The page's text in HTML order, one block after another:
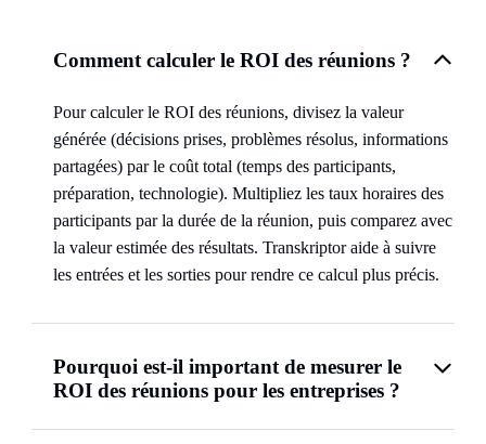
Comment calculer le ROI des réunions ?
Pour calculer le ROI des réunions, divisez la valeur
générée (décisions prises, problèmes résolus, informations
partagées) par le coût total (temps des participants,
préparation, technologie). Multipliez les taux horaires des
participants par la durée de la réunion, puis comparez avec
la valeur estimée des résultats. Transkriptor aide à suivre
les entrées et les sorties pour rendre ce calcul plus précis.
Pourquoi est-il important de mesurer le
ROI des réunions pour les entreprises ?